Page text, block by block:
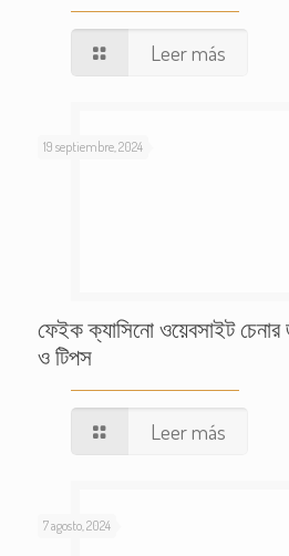
Leer más
19 septiembre, 2024
ফেইক ক্যাসিনো ওয়েবসাইট চেনার
ও টিপস
Leer más
7 agosto, 2024